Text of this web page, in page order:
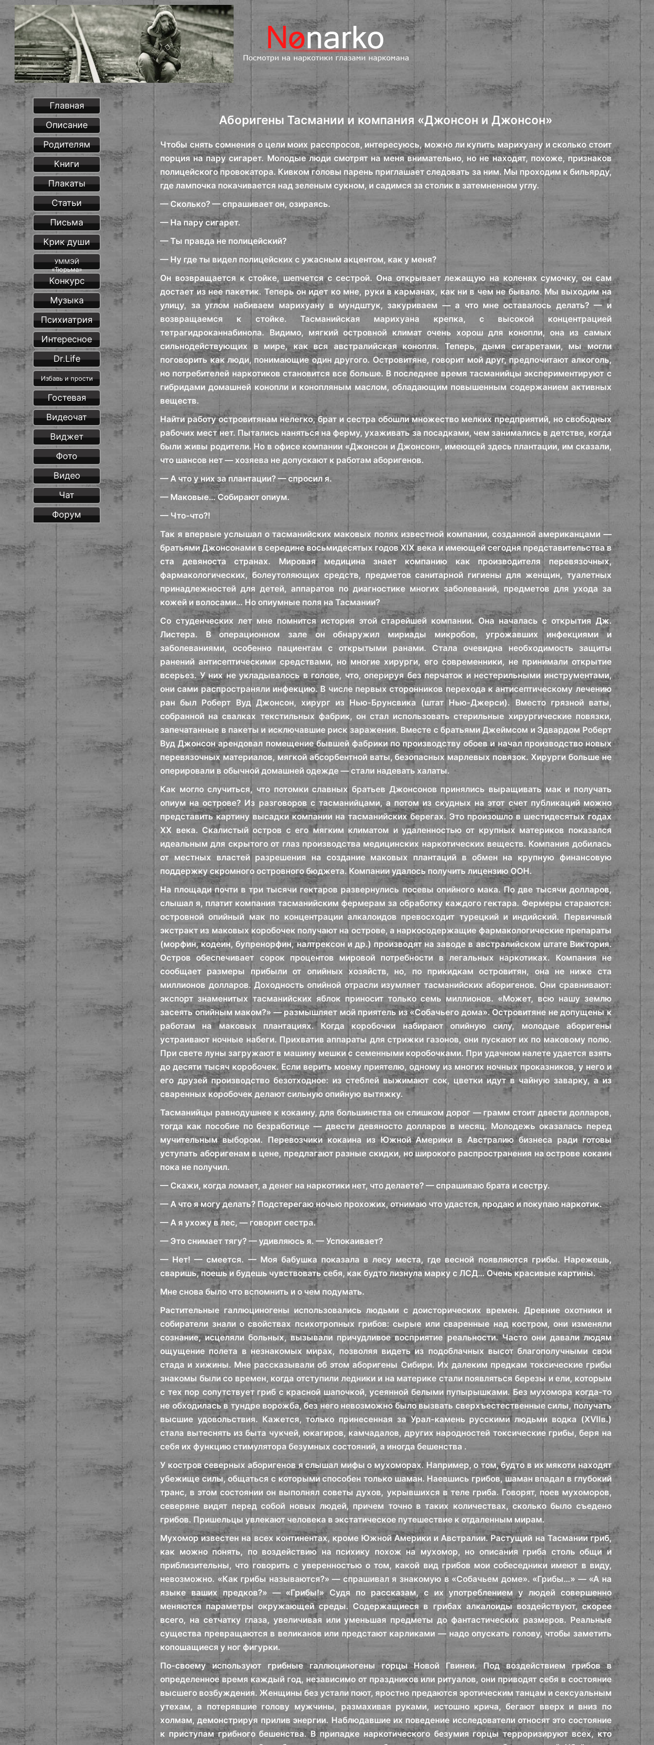
Аборигены Тасмании и компания «Джонсон и Джонсон»
Чтобы снять сомнения о цели моих расспросов, интересуюсь, можно ли купить марихуану и сколько стоит
порция на пару сигарет. Молодые люди смотрят на меня внимательно, но не находят, похоже, признаков
полицейского провокатора. Кивком головы парень приглашает следовать за ним. Мы проходим к бильярду,
где лампочка покачивается над зеленым сукном, и садимся за столик в затемненном углу.
— Сколько? — спрашивает он, озираясь.
— На пару сигарет.
— Ты правда не полицейский?
— Ну где ты видел полицейских с ужасным акцентом, как у меня?
Он возвращается к стойке, шепчется с сестрой. Она открывает лежащую на коленях сумочку, он сам
достает из нее пакетик. Теперь он идет ко мне, руки в карманах, как ни в чем не бывало. Мы выходим на
улицу, за углом набиваем марихуану в мундштук, закуриваем — а что мне оставалось делать? — и
возвращаемся к стойке. Тасманийская марихуана крепка, с высокой концентрацией
тетрагидроканнабинола. Видимо, мягкий островной климат очень хорош для конопли, она из самых
сильнодействующих в мире, как вся австралийская конопля. Теперь, дымя сигаретами, мы могли
поговорить как люди, понимающие один другого. Островитяне, говорит мой друг, предпочитают алкоголь,
но потребителей наркотиков становится все больше. В последнее время тасманийцы экспериментируют с
гибридами домашней конопли и конопляным маслом, обладающим повышенным содержанием активных
веществ.
Найти работу островитянам нелегко, брат и сестра обошли множество мелких предприятий, но свободных
рабочих мест нет. Пытались наняться на ферму, ухаживать за посадками, чем занимались в детстве, когда
были живы родители. Но в офисе компании «Джонсон и Джонсон», имеющей здесь плантации, им сказали,
что шансов нет — хозяева не допускают к работам аборигенов.
— А что у них за плантации? — спросил я.
— Маковые… Собирают опиум.
— Что-что?!
Так я впервые услышал о тасманийских маковых полях известной компании, созданной американцами —
братьями Джонсонами в середине восьмидесятых годов XIX века и имеющей сегодня представительства в
ста девяноста странах. Мировая медицина знает компанию как производителя перевязочных,
фармакологических, болеутоляющих средств, предметов санитарной гигиены для женщин, туалетных
принадлежностей для детей, аппаратов по диагностике многих заболеваний, предметов для ухода за
кожей и волосами… Но опиумные поля на Тасмании?
Со студенческих лет мне помнится история этой старейшей компании. Она началась с открытия Дж.
Листера. В операционном зале он обнаружил мириады микробов, угрожавших инфекциями и
заболеваниями, особенно пациентам с открытыми ранами. Стала очевидна необходимость защиты
ранений антисептическими средствами, но многие хирурги, его современники, не принимали открытие
всерьез. У них не укладывалось в голове, что, оперируя без перчаток и нестерильными инструментами,
они сами распространяли инфекцию. В числе первых сторонников перехода к антисептическому лечению
ран был Роберт Вуд Джонсон, хирург из Нью-Брунсвика (штат Нью-Джерси). Вместо грязной ваты,
собранной на свалках текстильных фабрик, он стал использовать стерильные хирургические повязки,
запечатанные в пакеты и исключавшие риск заражения. Вместе с братьями Джеймсом и Эдвардом Роберт
Вуд Джонсон арендовал помещение бывшей фабрики по производству обоев и начал производство новых
перевязочных материалов, мягкой абсорбентной ваты, безопасных марлевых повязок. Хирурги больше не
оперировали в обычной домашней одежде — стали надевать халаты.
Как могло случиться, что потомки славных братьев Джонсонов принялись выращивать мак и получать
опиум на острове? Из разговоров с тасманийцами, а потом из скудных на этот счет публикаций можно
представить картину высадки компании на тасманийских берегах. Это произошло в шестидесятых годах
XX века. Скалистый остров с его мягким климатом и удаленностью от крупных материков показался
идеальным для скрытого от глаз производства медицинских наркотических веществ. Компания добилась
от местных властей разрешения на создание маковых плантаций в обмен на крупную финансовую
поддержку скромного островного бюджета. Компании удалось получить лицензию ООН.
На площади почти в три тысячи гектаров развернулись посевы опийного мака. По две тысячи долларов,
слышал я, платит компания тасманийским фермерам за обработку каждого гектара. Фермеры стараются:
островной опийный мак по концентрации алкалоидов превосходит турецкий и индийский. Первичный
экстракт из маковых коробочек получают на острове, а наркосодержащие фармакологические препараты
(морфин, кодеин, бупренорфин, налтрексон и др.) производят на заводе в австралийском штате Виктория.
Остров обеспечивает сорок процентов мировой потребности в легальных наркотиках. Компания не
сообщает размеры прибыли от опийных хозяйств, но, по прикидкам островитян, она не ниже ста
миллионов долларов. Доходность опийной отрасли изумляет тасманийских аборигенов. Они сравнивают:
экспорт знаменитых тасманийских яблок приносит только семь миллионов. «Может, всю нашу землю
засеять опийным маком?» — размышляет мой приятель из «Собачьего дома». Островитяне не допущены к
работам на маковых плантациях. Когда коробочки набирают опийную силу, молодые аборигены
устраивают ночные набеги. Прихватив аппараты для стрижки газонов, они пускают их по маковому полю.
При свете луны загружают в машину мешки с семенными коробочками. При удачном налете удается взять
до десяти тысяч коробочек. Если верить моему приятелю, одному из многих ночных проказников, у него и
его друзей производство безотходное: из стеблей выжимают сок, цветки идут в чайную заварку, а из
сваренных коробочек делают сильную опийную вытяжку.
Тасманийцы равнодушнее к кокаину, для большинства он слишком дорог — грамм стоит двести долларов,
тогда как пособие по безработице — двести девяносто долларов в месяц. Молодежь оказалась перед
мучительным выбором. Перевозчики кокаина из Южной Америки в Австралию бизнеса ради готовы
уступать аборигенам в цене, предлагают разные скидки, но широкого распространения на острове кокаин
пока не получил.
— Скажи, когда ломает, а денег на наркотики нет, что делаете? — спрашиваю брата и сестру.
— А что я могу делать? Подстерегаю ночью прохожих, отнимаю что удастся, продаю и покупаю наркотик.
— А я ухожу в лес, — говорит сестра.
— Это снимает тягу? — удивляюсь я. — Успокаивает?
— Нет! — смеется. — Моя бабушка показала в лесу места, где весной появляются грибы. Нарежешь,
сваришь, поешь и будешь чувствовать себя, как будто лизнула марку с ЛСД… Очень красивые картины.
Мне снова было что вспомнить и о чем подумать.
Растительные галлюциногены использовались людьми с доисторических времен. Древние охотники и
собиратели знали о свойствах психотропных грибов: сырые или сваренные над костром, они изменяли
сознание, исцеляли больных, вызывали причудливое восприятие реальности. Часто они давали людям
ощущение полета в незнакомых мирах, позволяя видеть из подоблачных высот благополучными свои
стада и хижины. Мне рассказывали об этом аборигены Сибири. Их далеким предкам токсические грибы
знакомы были со времен, когда отступили ледники и на материке стали появляться березы и ели, которым
с тех пор сопутствует гриб с красной шапочкой, усеянной белыми пупырышками. Без мухомора когда-то
не обходилась в тундре ворожба, без него невозможно было вызвать сверхъестественные силы, получать
высшие удовольствия. Кажется, только принесенная за Урал-камень русскими людьми водка (XVIIв.)
стала вытеснять из быта чукчей, юкагиров, камчадалов, других народностей токсические грибы, беря на
себя их функцию стимулятора безумных состояний, а иногда бешенства .
У костров северных аборигенов я слышал мифы о мухоморах. Например, о том, будто в их мякоти находят
убежище силы, общаться с которыми способен только шаман. Наевшись грибов, шаман впадал в глубокий
транс, в этом состоянии он выполнял советы духов, укрывшихся в теле гриба. Говорят, поев мухоморов,
северяне видят перед собой новых людей, причем точно в таких количествах, сколько было съедено
грибов. Пришельцы увлекают человека в экстатическое путешествие к отдаленным мирам.
Мухомор известен на всех континентах, кроме Южной Америки и Австралии. Растущий на Тасмании гриб,
как можно понять, по воздействию на психику похож на мухомор, но описания гриба столь общи и
приблизительны, что говорить с уверенностью о том, какой вид грибов мои собеседники имеют в виду,
невозможно. «Как грибы называются?» — спрашивал я знакомую в «Собачьем доме». «Грибы…» — «А на
языке ваших предков?» — «Грибы!» Судя по рассказам, с их употреблением у людей совершенно
меняются параметры окружающей среды. Содержащиеся в грибах алкалоиды воздействуют, скорее
всего, на сетчатку глаза, увеличивая или уменьшая предметы до фантастических размеров. Реальные
существа превращаются в великанов или предстают карликами — надо опускать голову, чтобы заметить
копошащиеся у ног фигурки.
По-своему используют грибные галлюциногены горцы Новой Гвинеи. Под воздействием грибов в
определенное время каждый год, независимо от праздников или ритуалов, они приводят себя в состояние
высшего возбуждения. Женщины без устали поют, яростно предаются эротическим танцам и сексуальным
утехам, а потерявшие голову мужчины, размахивая руками, истошно крича, бегают вверх и вниз по
холмам, демонстрируя прилив энергии. Наблюдавшие их поведение исследователи относят это состояние
к приступам грибного бешенства. В припадке наркотического безумия горцы терроризируют всех, кто
Главная
Описание
Родителям
Книги
Плакаты
Статьи
Письма
Крик души
УММЭЙ
«Тюрьма»
Конкурс
Музыка
Психиатрия
Интересное
Dr.Life
Избавь и прости
Гостевая
Видеочат
Виджет
Фото
Видео
Чат
Форум